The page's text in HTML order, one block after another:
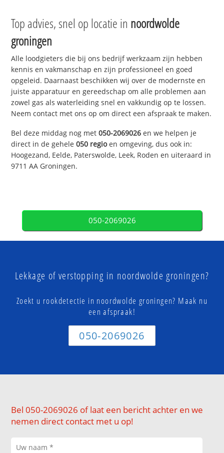
Top advies, snel op locatie in noordwolde
groningen
Alle loodgieters die bij ons bedrijf werkzaam zijn hebben
kennis en vakmanschap en zijn professioneel en goed
opgeleid. Daarnaast beschikken wij over de modernste en
juiste apparatuur en gereedschap om alle problemen aan
zowel gas als waterleiding snel en vakkundig op te lossen.
Neem contact met ons op om direct een afspraak te maken.
Bel deze middag nog met050-2069026 en we helpen je
direct in de gehele050 regioen omgeving, dus ook in:
Hoogezand, Eelde, Paterswolde, Leek, Roden en uiteraard in
9711 AA Groningen.
050-2069026
Lekkage of verstopping in noordwolde groningen?
Zoekt u rookdetectie in noordwolde groningen? Maak nu
een afspraak!
050-2069026
Bel 050-2069026 of laat een bericht achter en we
nemen direct contact met u op!